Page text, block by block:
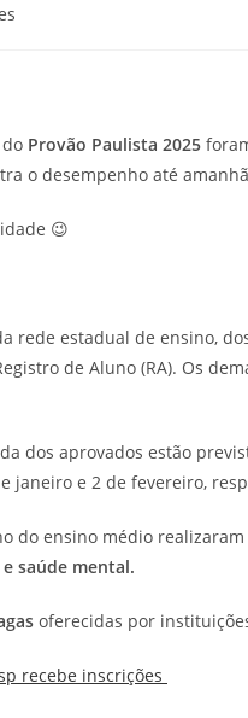
do Provão Paulista 2025
o desempenho até
😉
rede estadual de ensino,
de Aluno (RA). Os
dos aprovados estão
janeiro e 2 de fevereiro,
do ensino médio
saúde mental.
oferecidas por
recebe inscrições